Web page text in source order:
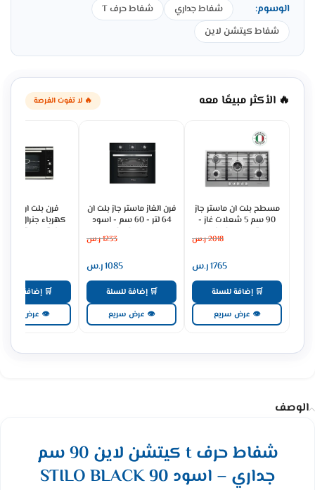
الوسوم: شفاط جداري
شفاط حرف T
شفاط كيتشن لاين
🔥 الأكثر مبيعًا معه 🔥 لا تفوت الفرصة
مسطح بلت ان ماستر جاز
90 سم 5 شعلات غاز -
ستيل H95GLFX
2018ر.س
1765ر.س
🛒 إضافة للسلة
👁 عرض سريع
فرن الغاز ماستر جاز بلت ان
64 لتر - 60 سم - اسود
MGBGF-HIB
1233ر.س
1085ر.س
🛒 إضافة للسلة
👁 عرض سريع
كهرباء جنرال
93 لتر ديجيتال -
🛒 إضافة للسلة
👁 عرض سريع
الوصف
شفاط حرف t كيتشن لاين 90 سم
جداري – اسود STILO BLACK 90